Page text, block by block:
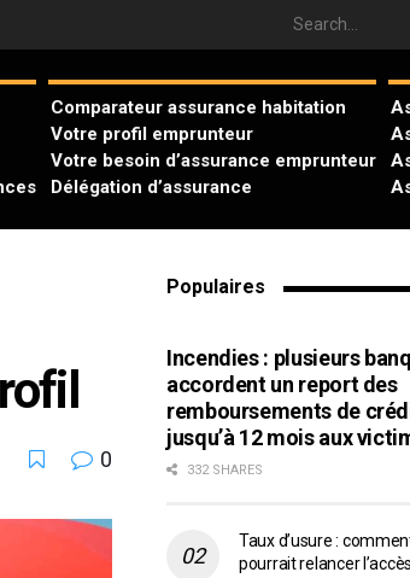
Comparateur assurance habitation
Votre profil emprunteur
Votre besoin d’assurance emprunteur
Délégation d’assurance
0
Populaires
Incendies : plusieurs
accordent un report des
remboursements de
jusqu’à 12 mois aux
332 SHARES
Taux d’usure :
pourrait relancer